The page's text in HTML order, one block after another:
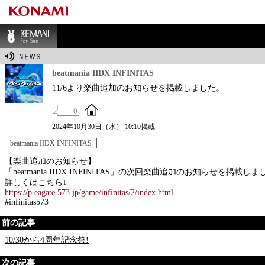
BEMANI Fan Sit
beatmania IIDX INFINITAS
11/6より楽曲追加のお知らせを掲載しました。
0
2024年10月30日（水） 10:10掲載
beatmania IIDX INFINITAS
【楽曲追加のお知らせ】
「beatmania IIDX INFINITAS」の次回楽曲追加のお知らせを掲載しま
詳しくはこちら↓
https://p.eagate.573.jp/game/infinitas/2/index.html
#infinitas573
前の記事
10/30から4周年記念祭!
次の記事